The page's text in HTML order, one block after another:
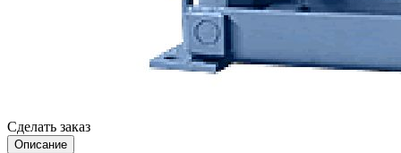
Сделать заказ
Описание